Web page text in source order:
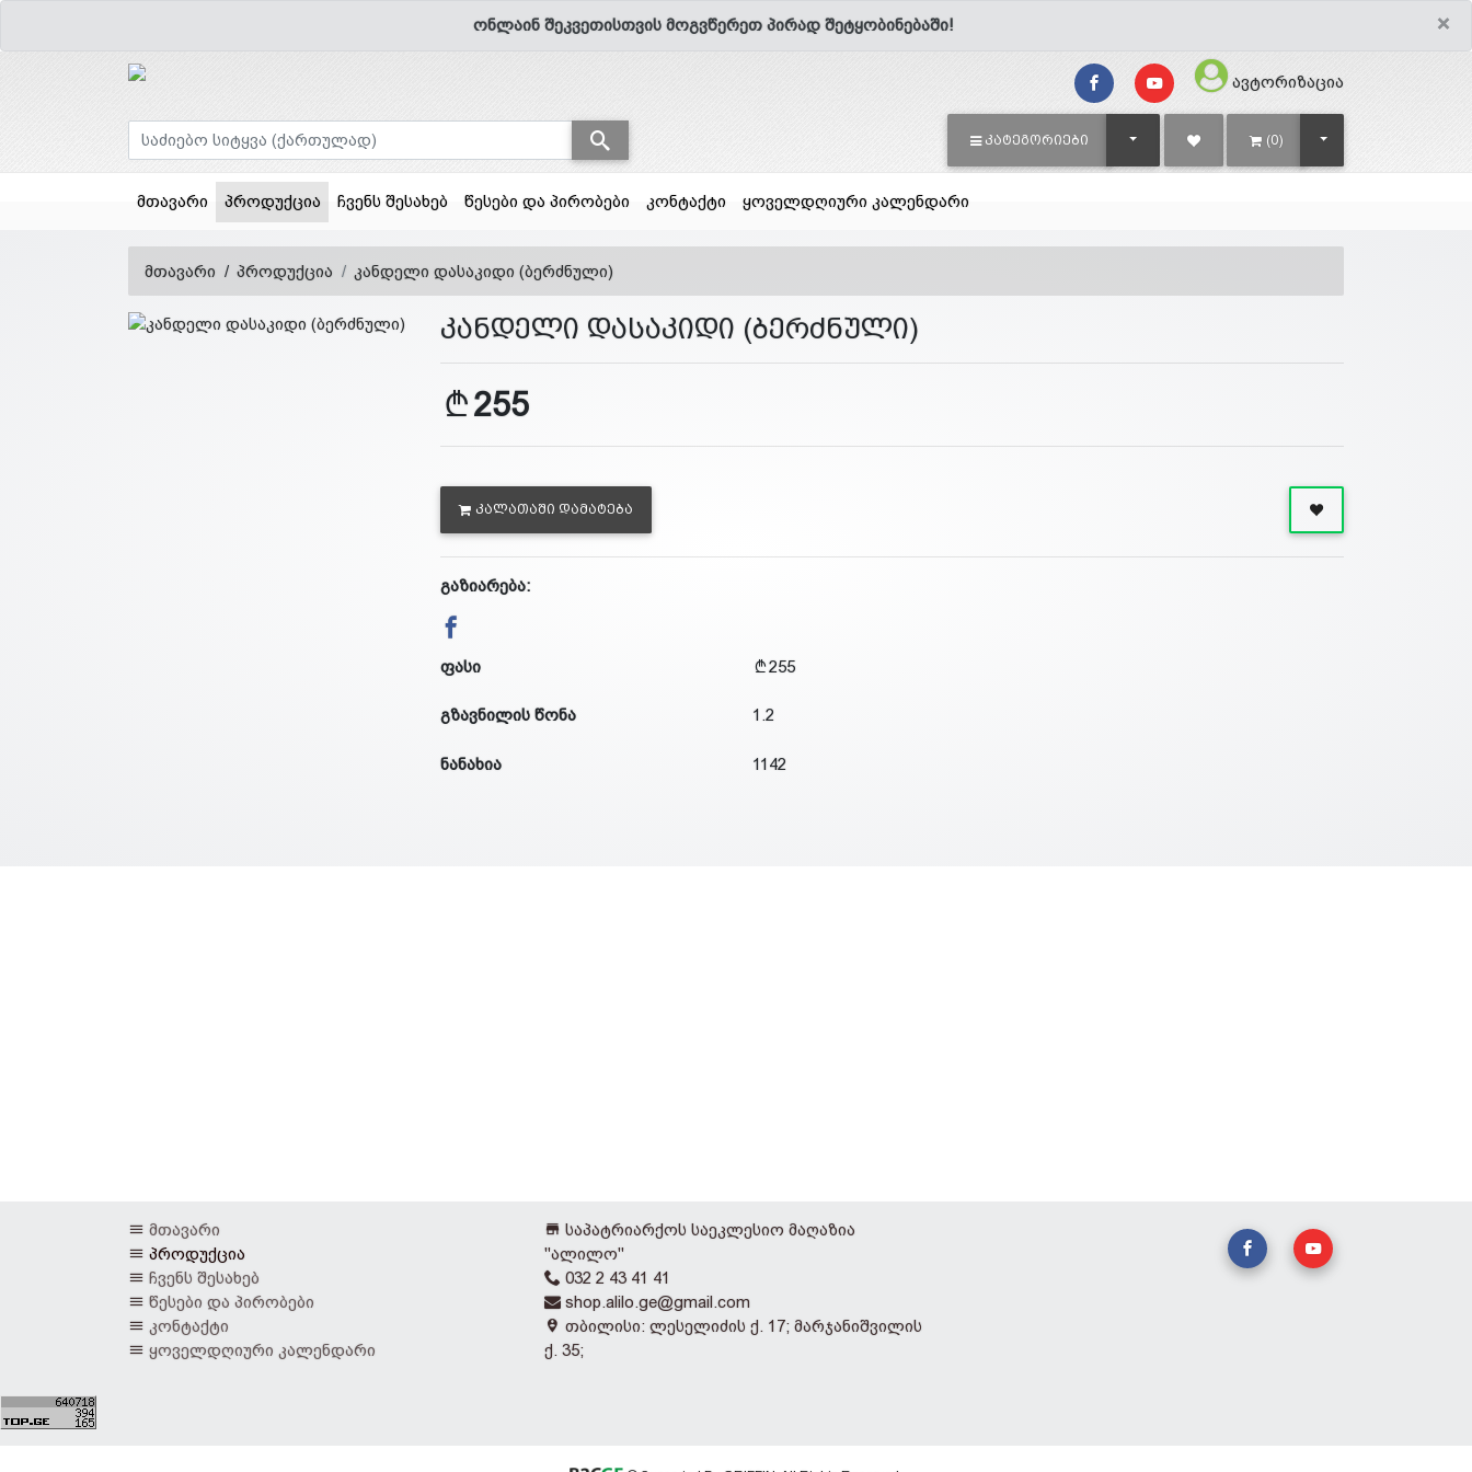
×
ონლაინ შეკვეთისთვის მოგვწერეთ პირად შეტყობინებაში!
ავტორიზაცია
ᲙᲐᲢᲔᲒᲝᲠᲘᲔᲑᲘ TOGGLE DROPDOWN(0) TOGGLE DROPDOWN
მთავარი პროდუქცია(current)
ჩვენს შესახებ წესები და პირობები კონტაქტი ყოველდღიური კალენდარი
მთავარი პროდუქცია კანდელი დასაკიდი (ბერძნული)
კანდელი დასაკიდი (ბერძნული)
255
ᲙᲐᲚᲐᲗᲐᲨᲘ ᲓᲐᲛᲐᲢᲔᲑᲐ
გაზიარება:
ფასი 255
გზავნილის წონა 1.2
ნანახია 1142
მთავარი
პროდუქცია
ჩვენს შესახებ
წესები და პირობები
კონტაქტი
ყოველდღიური კალენდარი
საპატრიარქოს საეკლესიო მაღაზია
"ალილო"
032 2 43 41 41
shop.alilo.ge@gmail.com
თბილისი: ლესელიძის ქ. 17; მარჯანიშვილის
ქ. 35;